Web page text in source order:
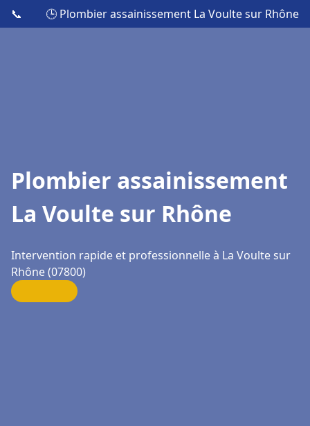
📞 🕒 Plombier assainissement La Voulte sur Rhône
Plombier assainissement
La Voulte sur Rhône
Intervention rapide et professionnelle à La Voulte sur
Rhône (07800)